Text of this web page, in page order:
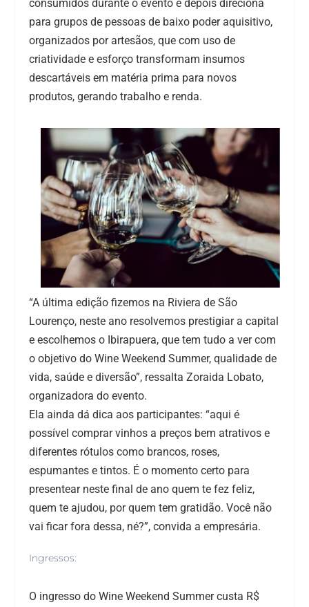
consumidos durante o evento e depois direciona
para grupos de pessoas de baixo poder aquisitivo,
organizados por artesãos, que com uso de
criatividade e esforço transformam insumos
descartáveis em matéria prima para novos
produtos, gerando trabalho e renda.
“A última edição fizemos na Riviera de São
Lourenço, neste ano resolvemos prestigiar a capital
e escolhemos o Ibirapuera, que tem tudo a ver com
o objetivo do Wine Weekend Summer, qualidade de
vida, saúde e diversão”, ressalta Zoraida Lobato,
organizadora do evento.
Ela ainda dá dica aos participantes: “aqui é
possível comprar vinhos a preços bem atrativos e
diferentes rótulos como brancos, roses,
espumantes e tintos. É o momento certo para
presentear neste final de ano quem te fez feliz,
quem te ajudou, por quem tem gratidão. Você não
vai ficar fora dessa, né?”, convida a empresária.
Ingressos:
O ingresso do Wine Weekend Summer custa R$